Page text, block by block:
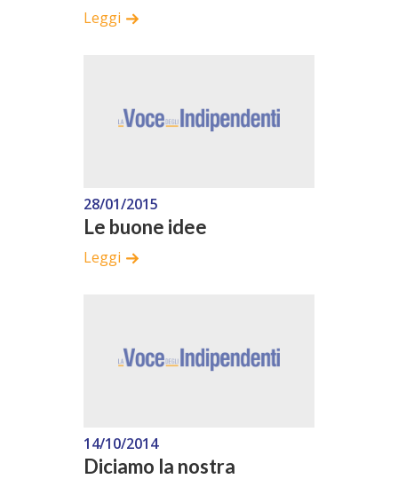
Leggi
28/01/2015
Le buone idee
Leggi
14/10/2014
Diciamo la nostra